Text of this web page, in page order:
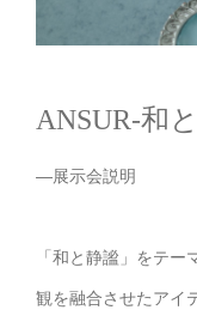
ANSUR-和
—展示会説明
「和と静謐」をテ
観を融合させたアイ